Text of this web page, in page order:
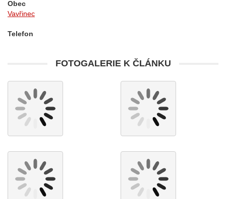
Obec
Vavřinec
Telefon
FOTOGALERIE K ČLÁNKU